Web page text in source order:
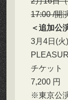
17:00 /開
＜追加公
3月4日(
チケット
7,200 円
※東京公